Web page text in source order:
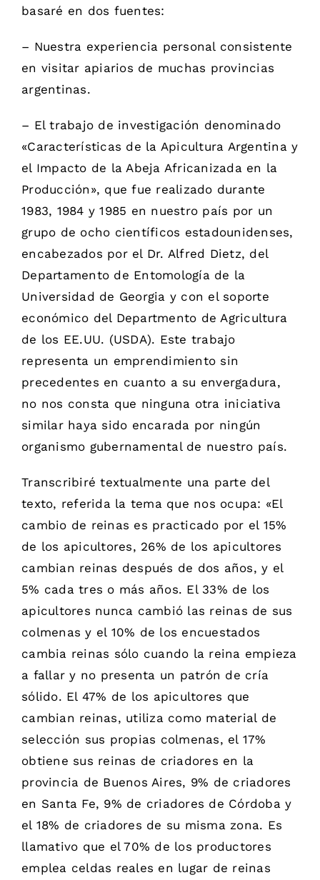
basaré en dos fuentes:
– Nuestra experiencia personal consistente
en visitar apiarios de muchas provincias
argentinas.
– El trabajo de investigación denominado
«Características de la Apicultura Argentina y
el Impacto de la Abeja Africanizada en la
Producción», que fue realizado durante
1983, 1984 y 1985 en nuestro país por un
grupo de ocho científicos estadounidenses,
encabezados por el Dr. Alfred Dietz, del
Departamento de Entomología de la
Universidad de Georgia y con el soporte
económico del Departmento de Agricultura
de los EE.UU. (USDA). Este trabajo
representa un emprendimiento sin
precedentes en cuanto a su envergadura,
no nos consta que ninguna otra iniciativa
similar haya sido encarada por ningún
organismo gubernamental de nuestro país.
Transcribiré textualmente una parte del
texto, referida la tema que nos ocupa: «El
cambio de reinas es practicado por el 15%
de los apicultores, 26% de los apicultores
cambian reinas después de dos años, y el
5% cada tres o más años. El 33% de los
apicultores nunca cambió las reinas de sus
colmenas y el 10% de los encuestados
cambia reinas sólo cuando la reina empieza
a fallar y no presenta un patrón de cría
sólido. El 47% de los apicultores que
cambian reinas, utiliza como material de
selección sus propias colmenas, el 17%
obtiene sus reinas de criadores en la
provincia de Buenos Aires, 9% de criadores
en Santa Fe, 9% de criadores de Córdoba y
el 18% de criadores de su misma zona. Es
llamativo que el 70% de los productores
emplea celdas reales en lugar de reinas